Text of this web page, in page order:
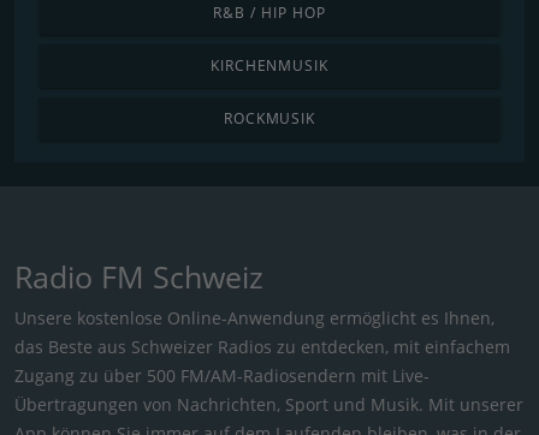
R&B / HIP HOP
KIRCHENMUSIK
ROCKMUSIK
Radio FM Schweiz
Unsere kostenlose Online-Anwendung ermöglicht es Ihnen,
das Beste aus Schweizer Radios zu entdecken, mit einfachem
Zugang zu über 500 FM/AM-Radiosendern mit Live-
Übertragungen von Nachrichten, Sport und Musik. Mit unserer